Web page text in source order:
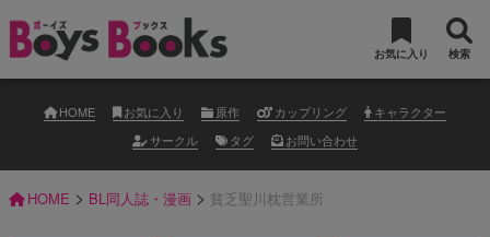
お気に入り 検索
HOME お気に入り 原作 カップリング
キャラクター
サークル
タグ お問い合わせ
HOME > BL同人誌・漫画 > 貧乏聖川枕営業所